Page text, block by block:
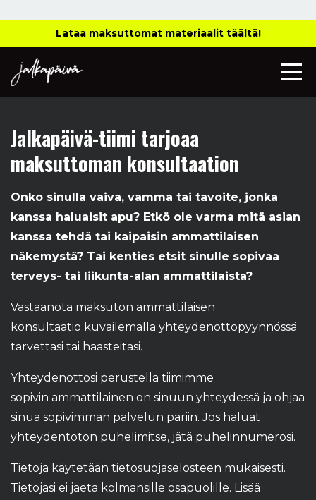
Lataa maksuttomat materiaalit täältä!
Jalkapäivä-tiimi tarjoaa
maksuttoman konsultaation
Onko sinulla vaiva, vamma tai tavoite, jonka
kanssa haluaisit apu? Etkö ole varma mitä asian
kanssa tehdä tai kaipaisin ammattilaisen
näkemystä? Tai kenties etsit sinulle sopivaa
terveys- tai liikunta-alan ammattilaista?
Vastaanota maksuton ammattilaisen
konsultaatio kuvailemalla yhteydenottopyynnössä
tarvettasi tai haasteitasi.
Yhteydenottosi perustella tiimimme
sopivin ammattilainen on sinuun yhteydessä ja ohjaa
sinua sopivimman palvelun pariin. Jos haluat
yhteydentoton puhelimitse, jätä puhelinnumerosi.
Tietoja käytetään tietosuojaselosteen mukaisesti.
Tietojasi ei jaeta kolmansille osapuolille. Lisää